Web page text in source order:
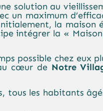
solution au
un maximum
la maison
intégrer la «
possible chez eux
cœur de Notre
tous les habitants